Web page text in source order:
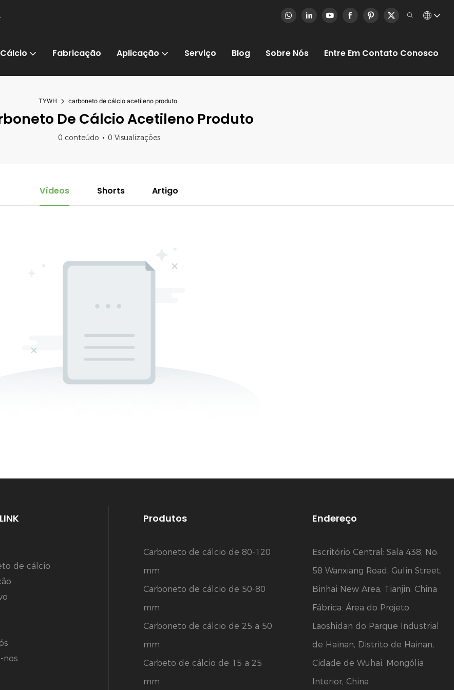
.
Fabricação Aplicação Serviço Blog Sobre Nós Entre Em Contato Conosco
TYWH carboneto de cálcio acetileno produto
De Cálcio Acetileno Produto
0 conteúdo 0 Visualizações
Vídeos Shorts Artigo
de cálcio
nos
Produtos
Carboneto de cálcio de 80-120
mm
Carboneto de cálcio de 50-80
mm
Carboneto de cálcio de 25 a 50
mm
Carbeto de cálcio de 15 a 25
mm
Endereço
Escritório Central: Sala 438, No.
58 Wanxiang Road, Gulin Street,
Binhai New Area, Tianjin, China
Fábrica: Área do Projeto
Laoshidan do Parque Industrial
de Hainan, Distrito de Hainan,
Cidade de Wuhai, Mongólia
Interior, China